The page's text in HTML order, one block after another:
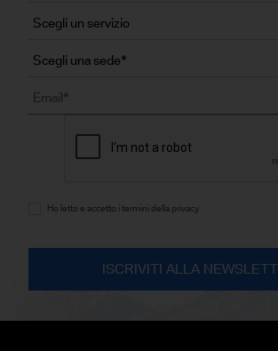
Ho letto e accetto i termini della privacy